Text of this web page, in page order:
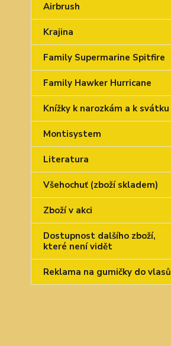
Airbrush
Krajina
Family Supermarine Spitfire
Family Hawker Hurricane
Knížky k narozkám a k svátku
Montisystem
Literatura
Všehochuť (zboží skladem)
Zboží v akci
Dostupnost dalšího zboží,
které není vidět
Reklama na gumičky do vlasů